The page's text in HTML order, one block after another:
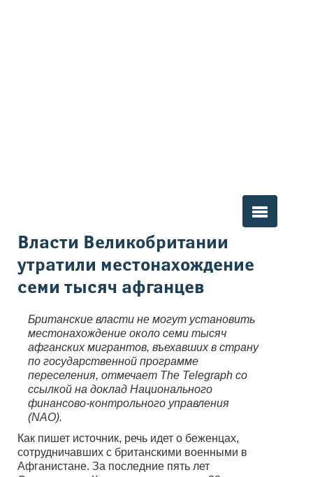
Вы здесь
Власти Великобритании
утратили местонахождение
семи тысяч афганцев
Британские власти не могут установить
местонахождение около семи тысяч
афганских мигрантов, въехавших в страну
по государственной программе
переселения, отмечает The Telegraph со
ссылкой на доклад Национального
финансово-контрольного управления
(NAO).
Как пишет источник, речь идет о беженцах,
сотрудничавших с британскими военными в
Афганистане. За последние пять лет